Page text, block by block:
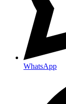
WhatsApp